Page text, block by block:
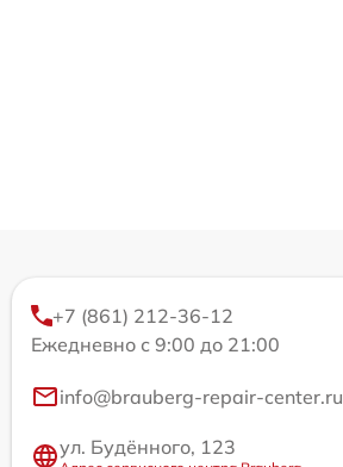
+7 (861) 212-36-12
Ежедневно с 9:00 до 21:00
info@brauberg-repair-center.ru
ул. Будённого, 123